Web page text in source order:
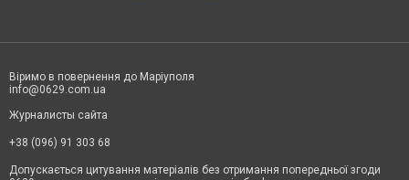
Віримо в повернення до Маріуполя
info@0629.com.ua
Журналисты сайта
+38 (096) 91 303 68
Допускається цитування матеріалів без отримання попередньої згоди